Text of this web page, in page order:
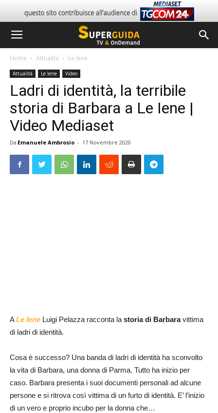
Home Attualità Le Iene
Attualità Le Iene Video
Ladri di identità, la terribile
storia di Barbara a Le Iene |
Video Mediaset
Da Emanuele Ambrosio - 17 Novembre 2020
ALe Iene Luigi Pelazza racconta lastoria di Barbaravittima
di ladri di identità.
Cosa è successo? Una banda di ladri di identità ha sconvolto
la vita di Barbara, una donna di Parma. Tutto ha inizio per
caso. Barbara presenta i suoi documenti personali ad alcune
persone e si ritrova così vittima di un furto di identità. E’ l’inizio
di un vero e proprio incubo per la donna che…